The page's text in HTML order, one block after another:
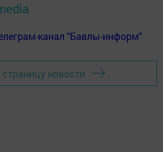
канал "Бавлы-информ"
новости